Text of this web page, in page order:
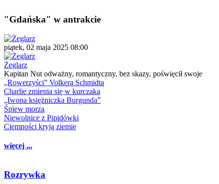
"Gdańska" w antrakcie
piątek, 02 maja 2025 08:00
Żeglarz
Kapitan Nut odważny, romantyczny, bez skazy, poświęcił swoje
„Rowerzyści” Volkera Schmidta
Charlie zmienia się w kurczaka
„Iwona księżniczka Burgunda”
Śpiew morza
Niewolnice z Pipidówki
Ciemności kryją ziemię
więcej ...
Rozrywka